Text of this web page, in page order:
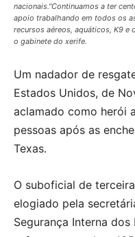
nacionais."Continuamos a ter
apoio trabalhando em todos os
recursos aéreos, aquáticos, K9 e
o gabinete do xerife.
Um nadador de
Estados Unidos, de
aclamado como herói
pessoas após as
Texas.
O suboficial de
elogiado pela
Segurança Interna